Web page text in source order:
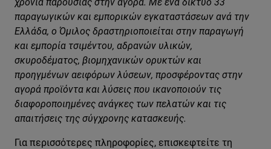
παραγωγικών και εμπορικών εγκαταστάσεων ανά την
Ελλάδα, ο Όμιλος δραστηριοποιείται στην παραγωγή
και εμπορία τσιμέντου, αδρανών υλικών,
σκυροδέματος, βιομηχανικών ορυκτών και
προηγμένων αειφόρων λύσεων, προσφέροντας στην
αγορά προϊόντα και λύσεις που ικανοποιούν τις
διαφοροποιημένες ανάγκες των πελατών και τις
απαιτήσεις της σύγχρονης κατασκευής.
Για περισσότερες πληροφορίες, επισκεφτείτε τη